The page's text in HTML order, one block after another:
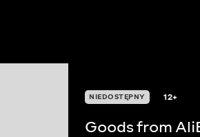
NIEDOSTĘPNY 12+
Goods from